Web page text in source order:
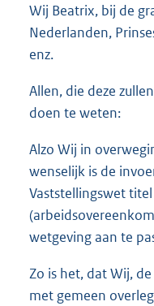
Wij Beatrix, bij de
Nederlanden,
enz.
Allen, die deze
doen te weten:
Alzo Wij in
wenselijk is de
Vaststellingswet
wetgeving aan te
Zo is het, dat Wij,
met gemeen